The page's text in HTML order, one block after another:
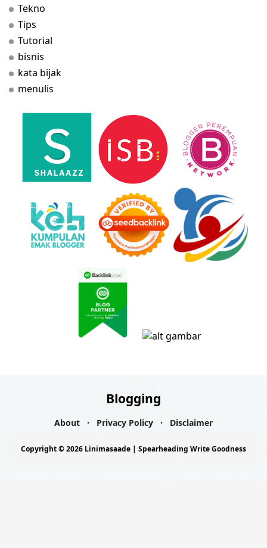
Tekno
Tips
Tutorial
bisnis
kata bijak
menulis
Blogging
About Privacy Policy Disclaimer
Copyright ©2026 Linimasaade | Spearheading Write Goodness